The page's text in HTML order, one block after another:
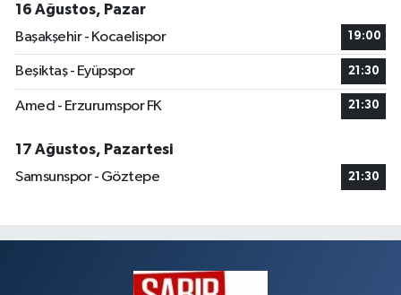
16 Ağustos, Pazar
Başakşehir - Kocaelispor
19:00
Beşiktaş - Eyüpspor 21:30
Amed - Erzurumspor FK 21:30
17 Ağustos, Pazartesi
Samsunspor - Göztepe
21:30